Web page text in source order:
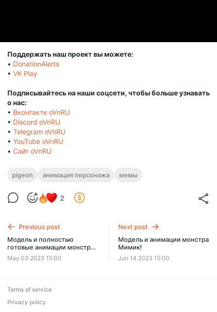
Поддержать наш проект вы можете:
• DonationAlerts
• VK Play
Подписывайтесь на наши соцсети, чтобы больше узнавать
о нас:
• Вконтакте oVnRU
• Discord oVnRU
• Telegram oVnRU
• YouTube oVnRU
• Сайт oVnRU
pigeon анимация персонажа мемы
2
Previous post
Модель и полностью
готовые анимации монстра
Скольта!
May 03 2023 15:00
Next post
Модель и анимации монстра
Мимик!
Jun 14 2023 15:00
Terms of service
Privacy policy